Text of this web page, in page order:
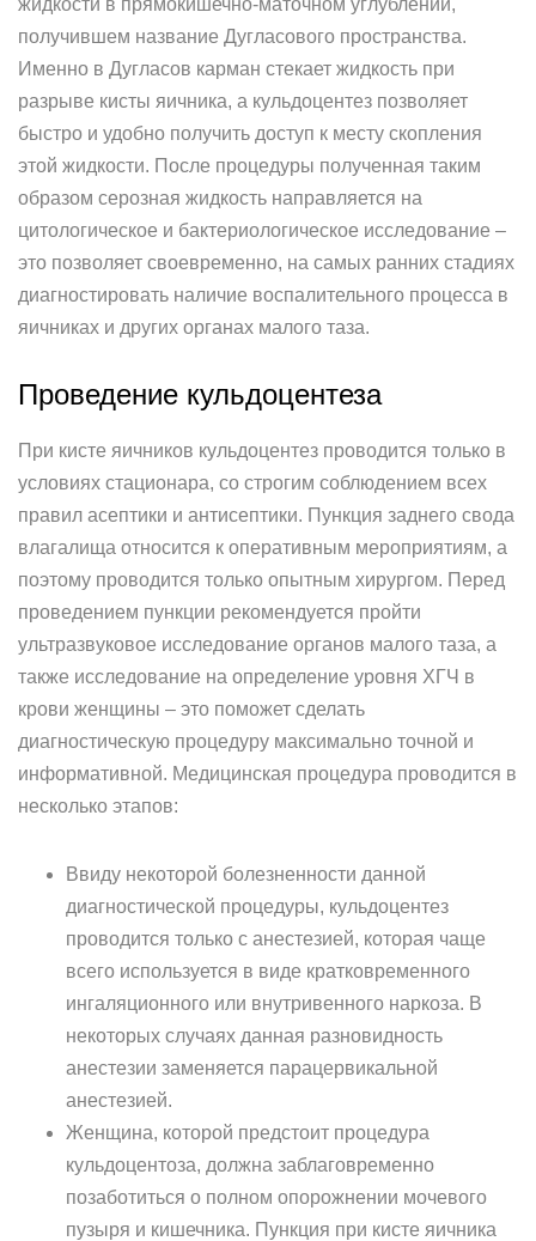
жидкости в прямокишечно-маточном углублении,
получившем название Дугласового пространства.
Именно в Дугласов карман стекает жидкость при
разрыве кисты яичника, а кульдоцентез позволяет
быстро и удобно получить доступ к месту скопления
этой жидкости. После процедуры полученная таким
образом серозная жидкость направляется на
цитологическое и бактериологическое исследование –
это позволяет своевременно, на самых ранних стадиях
диагностировать наличие воспалительного процесса в
яичниках и других органах малого таза.
Проведение кульдоцентеза
При кисте яичников кульдоцентез проводится только в
условиях стационара, со строгим соблюдением всех
правил асептики и антисептики. Пункция заднего свода
влагалища относится к оперативным мероприятиям, а
поэтому проводится только опытным хирургом. Перед
проведением пункции рекомендуется пройти
ультразвуковое исследование органов малого таза, а
также исследование на определение уровня ХГЧ в
крови женщины – это поможет сделать
диагностическую процедуру максимально точной и
информативной. Медицинская процедура проводится в
несколько этапов:
Ввиду некоторой болезненности данной
диагностической процедуры, кульдоцентез
проводится только с анестезией, которая чаще
всего используется в виде кратковременного
ингаляционного или внутривенного наркоза. В
некоторых случаях данная разновидность
анестезии заменяется парацервикальной
анестезией.
Женщина, которой предстоит процедура
кульдоцентоза, должна заблаговременно
позаботиться о полном опорожнении мочевого
пузыря и кишечника. Пункция при кисте яичника